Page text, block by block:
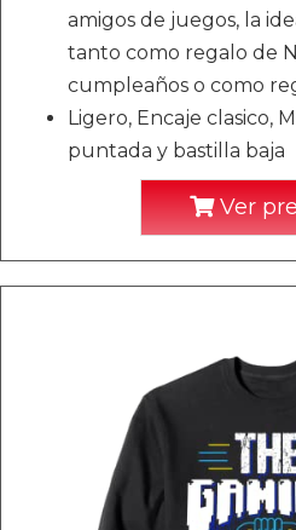
amigos de juegos, la
tanto como regalo de
cumpleaños o como
Ligero, Encaje clasico,
puntada y bastilla baja
Ver